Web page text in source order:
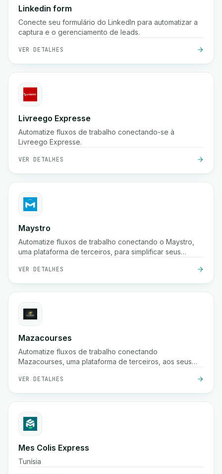
Linkedin form
Conecte seu formulário do LinkedIn para automatizar a
captura e o gerenciamento de leads.
VER DETALHES
Livreego Expresse
Automatize fluxos de trabalho conectando-se à
Livreego Expresse.
VER DETALHES
Maystro
Automatize fluxos de trabalho conectando o Maystro,
uma plataforma de terceiros, para simplificar seus
VER DETALHES
Mazacourses
Automatize fluxos de trabalho conectando
Mazacourses, uma plataforma de terceiros, aos seus
VER DETALHES
Mes Colis Express
Tunísia